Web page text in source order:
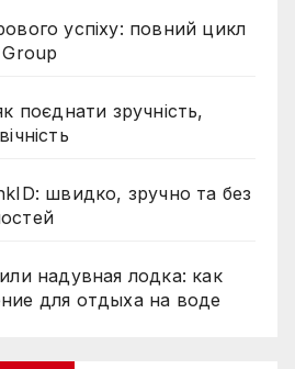
успіху: повний цикл
поєднати зручність,
швидко, зручно та без
надувная лодка: как
для отдыха на воде